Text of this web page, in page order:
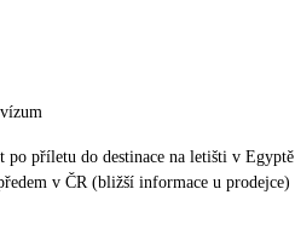
po příletu do destinace na letišti v
v ČR (bližší informace u prodejce)